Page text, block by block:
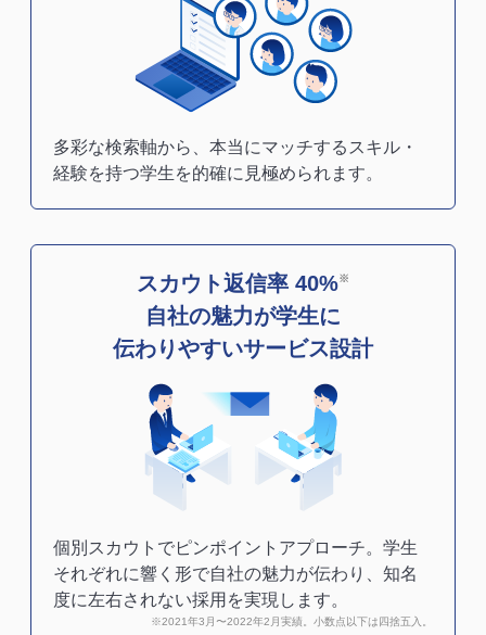
多彩な検索軸から、本当にマッチするスキル・
経験を持つ学生を的確に見極められます。
スカウト返信率 40%※
自社の魅力が学生に
伝わりやすいサービス設計
個別スカウトでピンポイントアプローチ。学生
それぞれに響く形で自社の魅力が伝わり、知名
度に左右されない採用を実現します。
※2021年3月〜2022年2月実績。小数点以下は四捨五入。